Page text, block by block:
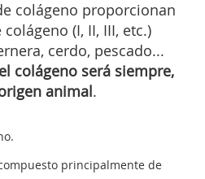
colágeno proporcionan
(I, II, III, etc.)
cerdo, pescado...
el colágeno será siempre,
animal.
principalmente de